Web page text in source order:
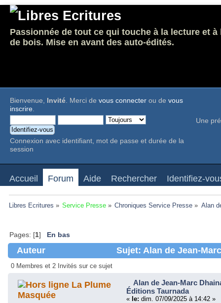
Passionnée de tout ce qui touche à la lecture et
de bois. Mise en avant des auto-édités.
Bienvenue, Invité. Merci de vous connecter ou de vous
inscrire.
Connexion avec identifiant, mot de passe et durée de la
session
Une
Accueil Forum Aide Rechercher Identifiez-
Libres Ecritures » Service Presse» Chroniques Service Presse » Alan
Pages: [1] En bas
Auteur
Sujet: Alan de Jean-
66055 fois)
0 Membres et 2 Invités sur ce sujet
La Plume
Masquée
Alan de Jean-Marc
Éditions Taurnada
« le: dim. 07/09/2025 à 14:42 »